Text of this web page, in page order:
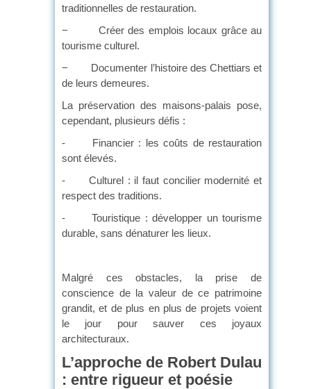
traditionnelles de restauration.
− Créer des emplois locaux grâce au
tourisme culturel.
− Documenter l’histoire des Chettiars et
de leurs demeures.
La préservation des maisons-palais pose,
cependant, plusieurs défis :
- Financier : les coûts de restauration
sont élevés.
- Culturel : il faut concilier modernité et
respect des traditions.
- Touristique : développer un tourisme
durable, sans dénaturer les lieux.
Malgré ces obstacles, la prise de
conscience de la valeur de ce patrimoine
grandit, et de plus en plus de projets voient
le jour pour sauver ces joyaux
architecturaux.
L’approche de Robert Dulau
: entre rigueur et poésie